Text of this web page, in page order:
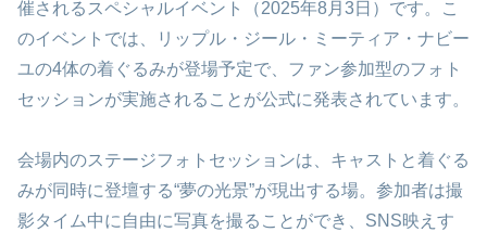
催されるスペシャルイベント（2025年8月3日）です。こ
のイベントでは、リップル・ジール・ミーティア・ナビー
ユの4体の着ぐるみが登場予定で、ファン参加型のフォト
セッションが実施されることが公式に発表されています。
会場内のステージフォトセッションは、キャストと着ぐる
みが同時に登壇する“夢の光景”が現出する場。参加者は撮
影タイム中に自由に写真を撮ることができ、SNS映えす